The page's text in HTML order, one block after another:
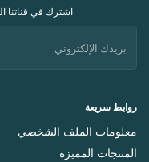
روابط سريعة
معلومات الملف الشخصي
المنتجات المميزة
اشترك في قناتنا